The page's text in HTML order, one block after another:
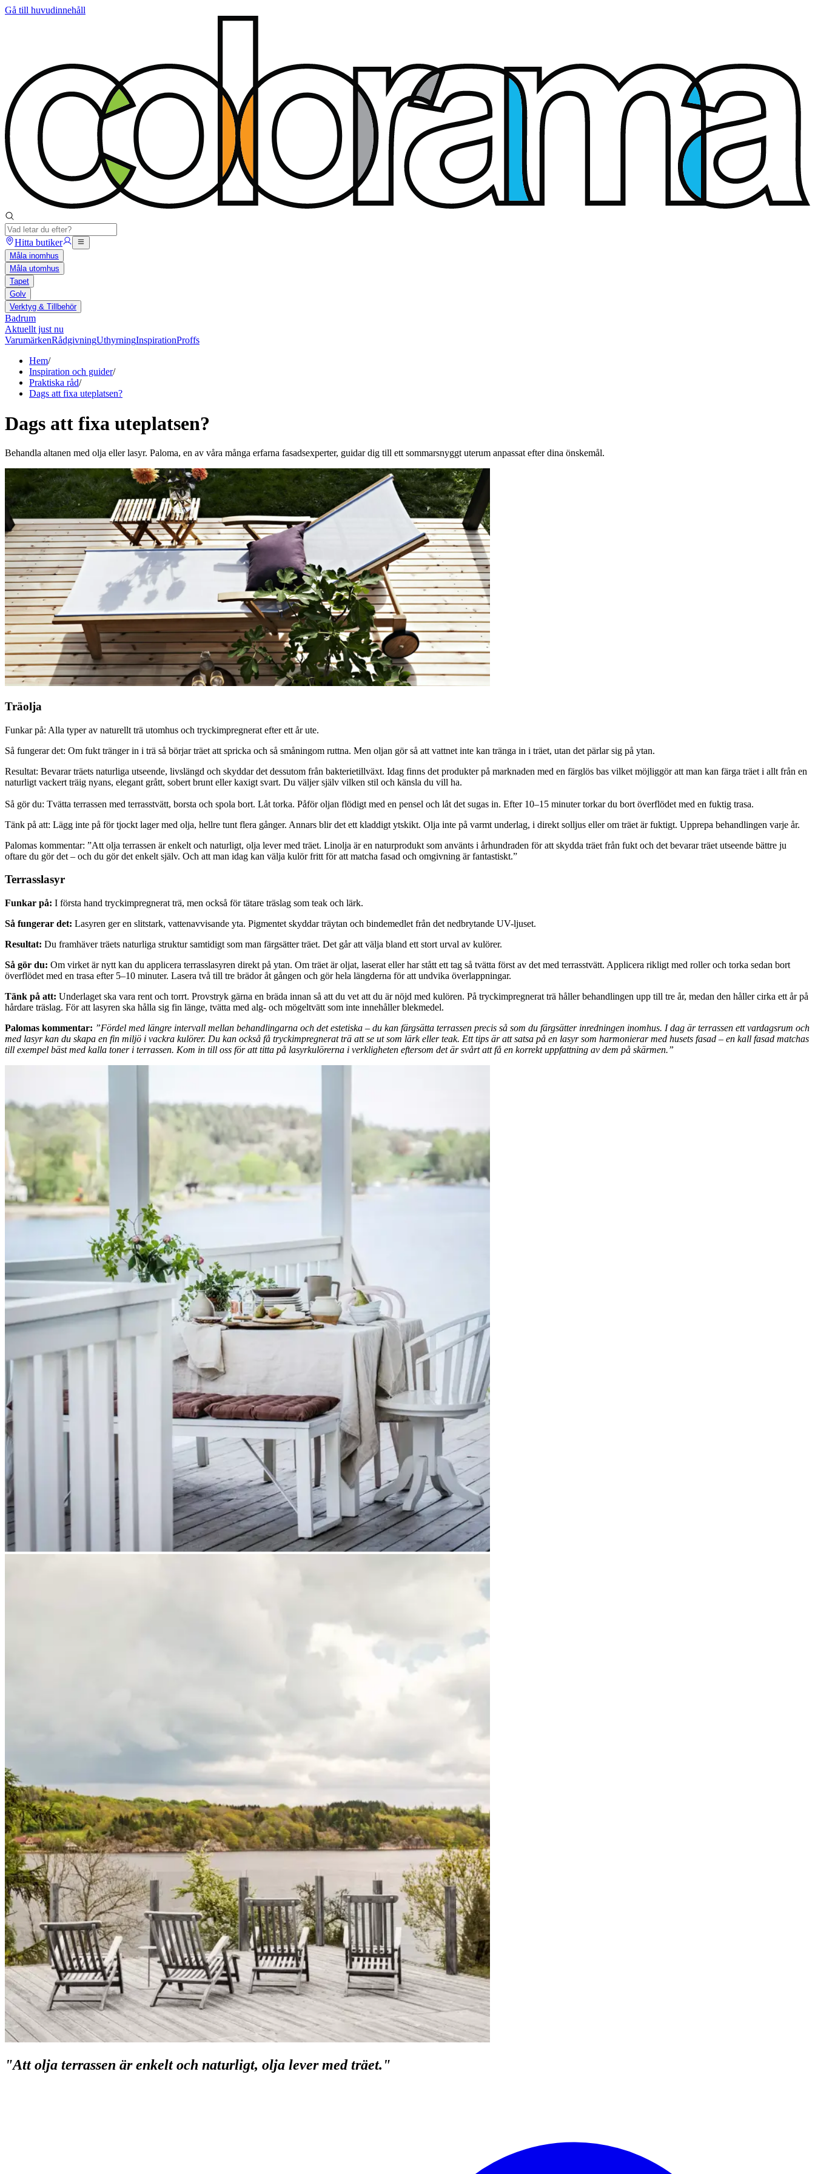
Gå till huvudinnehåll
Hitta butiker
Måla inomhus
Måla utomhus
Tapet
Golv
Verktyg & Tillbehör
Badrum
Aktuellt just nu
VarumärkenRådgivningUthyrningInspirationProffs
Hem/
Inspiration och guider/
Praktiska råd/
Dags att fixa uteplatsen?
Dags att fixa uteplatsen?
Behandla altanen med olja eller lasyr. Paloma, en av våra många erfarna fasadsexperter, guidar dig till ett sommarsnyggt uterum anpassat efter dina önskemål.
Träolja
Funkar på: Alla typer av naturellt trä utomhus och tryckimpregnerat efter ett år ute.
Så fungerar det: Om fukt tränger in i trä så börjar träet att spricka och så småningom ruttna. Men oljan gör så att vattnet inte kan tränga in i träet, utan det pärlar sig på ytan.
Resultat: Bevarar träets naturliga utseende, livslängd och skyddar det dessutom från bakterietillväxt. Idag finns det produkter på marknaden med en färglös bas vilket möjliggör att man kan färga träet i allt från en
naturligt vackert träig nyans, elegant grått, sobert brunt eller kaxigt svart. Du väljer själv vilken stil och känsla du vill ha.
Så gör du: Tvätta terrassen med terrasstvätt, borsta och spola bort. Låt torka. Påför oljan flödigt med en pensel och låt det sugas in. Efter 10–15 minuter torkar du bort överflödet med en fuktig trasa.
Tänk på att: Lägg inte på för tjockt lager med olja, hellre tunt flera gånger. Annars blir det ett kladdigt ytskikt. Olja inte på varmt underlag, i direkt solljus eller om träet är fuktigt. Upprepa behandlingen varje år.
Palomas kommentar: ”Att olja terrassen är enkelt och naturligt, olja lever med träet. Linolja är en naturprodukt som använts i århundraden för att skydda träet från fukt och det bevarar träet utseende bättre ju
oftare du gör det – och du gör det enkelt själv. Och att man idag kan välja kulör fritt för att matcha fasad och omgivning är fantastiskt.”
Terrasslasyr
Funkar på: I första hand tryckimpregnerat trä, men också för tätare träslag som teak och lärk.
Så fungerar det: Lasyren ger en slitstark, vattenavvisande yta. Pigmentet skyddar träytan och bindemedlet från det nedbrytande UV-ljuset.
Resultat: Du framhäver träets naturliga struktur samtidigt som man färgsätter träet. Det går att välja bland ett stort urval av kulörer.
Så gör du: Om virket är nytt kan du applicera terrasslasyren direkt på ytan. Om träet är oljat, laserat eller har stått ett tag så tvätta först av det med terrasstvätt. Applicera rikligt med roller och torka sedan bort
överflödet med en trasa efter 5–10 minuter. Lasera två till tre brädor åt gången och gör hela längderna för att undvika överlappningar.
Tänk på att: Underlaget ska vara rent och torrt. Provstryk gärna en bräda innan så att du vet att du är nöjd med kulören. På tryckimpregnerat trä håller behandlingen upp till tre år, medan den håller cirka ett år på
hårdare träslag. För att lasyren ska hålla sig fin länge, tvätta med alg- och mögeltvätt som inte innehåller blekmedel.
Palomas kommentar: ”Fördel med längre intervall mellan behandlingarna och det estetiska – du kan färgsätta terrassen precis så som du färgsätter inredningen inomhus. I dag är terrassen ett vardagsrum och
med lasyr kan du skapa en fin miljö i vackra kulörer. Du kan också få tryckimpregnerat trä att se ut som lärk eller teak. Ett tips är att satsa på en lasyr som harmonierar med husets fasad – en kall fasad matchas
till exempel bäst med kalla toner i terrassen. Kom in till oss för att titta på lasyrkulörerna i verkligheten eftersom det är svårt att få en korrekt uppfattning av dem på skärmen.”
"Att olja terrassen är enkelt och naturligt, olja lever med träet."